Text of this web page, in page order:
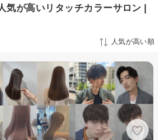
気が高いリタッチカラーサロン |
人気が高い順